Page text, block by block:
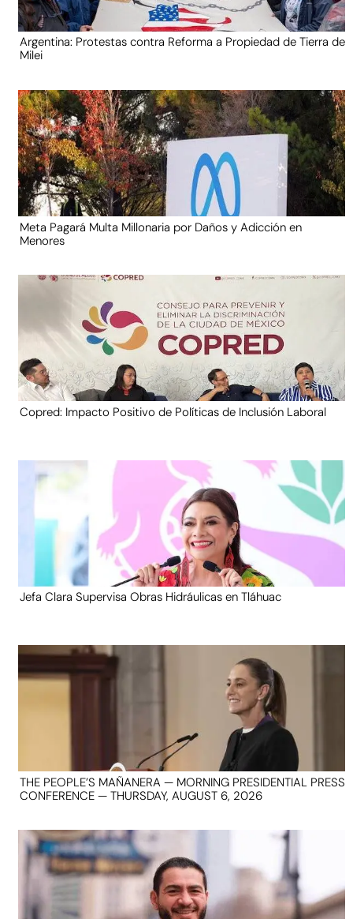
Argentina: Protestas contra Reforma a Propiedad de Tierra de
Milei
Meta Pagará Multa Millonaria por Daños y Adicción en
Menores
Copred: Impacto Positivo de Políticas de Inclusión Laboral
Jefa Clara Supervisa Obras Hidráulicas en Tláhuac
THE PEOPLE’S MAÑANERA — MORNING PRESIDENTIAL PRESS
CONFERENCE — THURSDAY, AUGUST 6, 2026